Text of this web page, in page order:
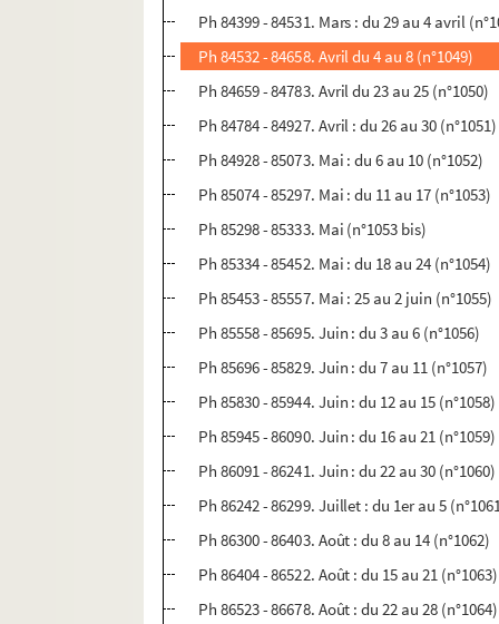
Ph 84399 - 84531. Mars : du 29 au 4 avril
Ph 84532 - 84658. Avril du 4 au 8 (n°1049)
Ph 84659 - 84783. Avril du 23 au 25 (n°1050)
Ph 84784 - 84927. Avril : du 26 au 30 (n°1051)
Ph 84928 - 85073. Mai : du 6 au 10 (n°1052)
Ph 85074 - 85297. Mai : du 11 au 17 (n°1053)
Ph 85298 - 85333. Mai (n°1053 bis)
Ph 85334 - 85452. Mai : du 18 au 24 (n°1054)
Ph 85453 - 85557. Mai : 25 au 2 juin (n°1055)
Ph 85558 - 85695. Juin : du 3 au 6 (n°1056)
Ph 85696 - 85829. Juin : du 7 au 11 (n°1057)
Ph 85830 - 85944. Juin : du 12 au 15 (n°1058)
Ph 85945 - 86090. Juin : du 16 au 21 (n°1059)
Ph 86091 - 86241. Juin : du 22 au 30 (n°1060)
Ph 86242 - 86299. Juillet : du 1er au 5
Ph 86300 - 86403. Août : du 8 au 14 (n°1062)
Ph 86404 - 86522. Août : du 15 au 21 (n°1063)
Ph 86523 - 86678. Août : du 22 au 28 (n°1064)